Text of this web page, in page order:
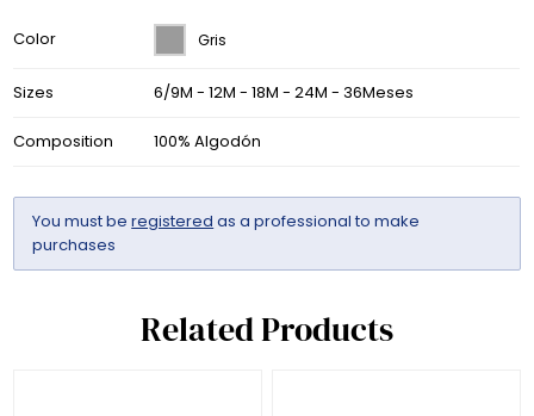
Color Gris
Sizes 6/9M - 12M - 18M - 24M - 36Meses
Composition 100% Algodón
You must beregistered as a professional to make
purchases
Related Products